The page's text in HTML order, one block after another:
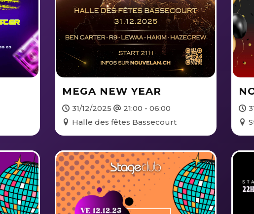
MEGA NEW YEAR
31/12/2025
21:00 - 06:00
Halle des fêtes Bassecourt